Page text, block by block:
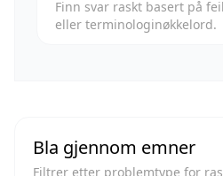
Finn svar raskt basert på
eller terminologinøkkelord.
Bla gjennom emner
Filtrer etter problemtype for